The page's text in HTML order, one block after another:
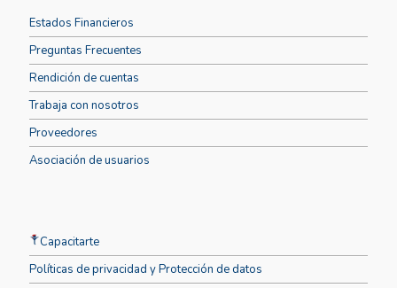
Estados Financieros
Preguntas Frecuentes
Rendición de cuentas
Trabaja con nosotros
Proveedores
Asociación de usuarios
Capacitarte
Políticas de privacidad y Protección de datos